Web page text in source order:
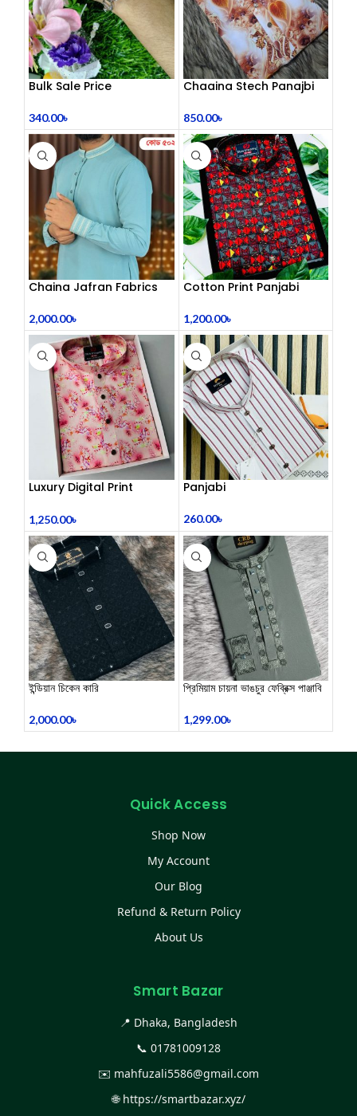
Bulk Sale Price
Shape Metal Bracelets
For Women Code : MS
9456
340.00৳
Chaaina Stech Panajbi
850.00৳
Chaina Jafran Fabrics
2,000.00৳
Cotton Print Panjabi
1,200.00৳
Luxury Digital Print
1,250.00৳
Panjabi
260.00৳
ইন্ডিয়ান চিকেন কারি
2,000.00৳
​প্রিমিয়াম চায়না ভাঙচুর ফেব্রিক্স পাঞ্জাবি
1,299.00৳
Quick Access
Shop Now
My Account
Our Blog
Refund & Return Policy
About Us
Smart Bazar
📍 Dhaka, Bangladesh
📞 01781009128
✉️ mahfuzali5586@gmail.com
🌐 https://smartbazar.xyz/